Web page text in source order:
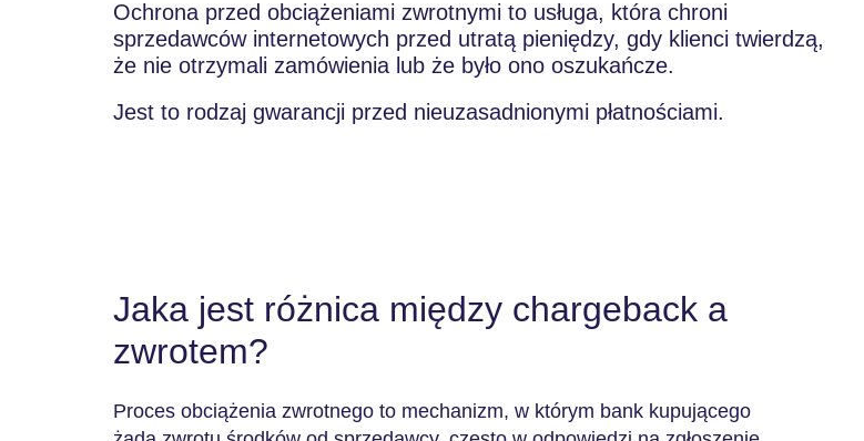
Ochrona przed obciążeniami zwrotnymi to usługa, która chroni
sprzedawców internetowych przed utratą pieniędzy, gdy klienci twierdzą,
że nie otrzymali zamówienia lub że było ono oszukańcze.
Jest to rodzaj gwarancji przed nieuzasadnionymi płatnościami.
Jaka jest różnica między chargeback a
zwrotem?
Proces obciążenia zwrotnego to mechanizm, w którym bank kupującego